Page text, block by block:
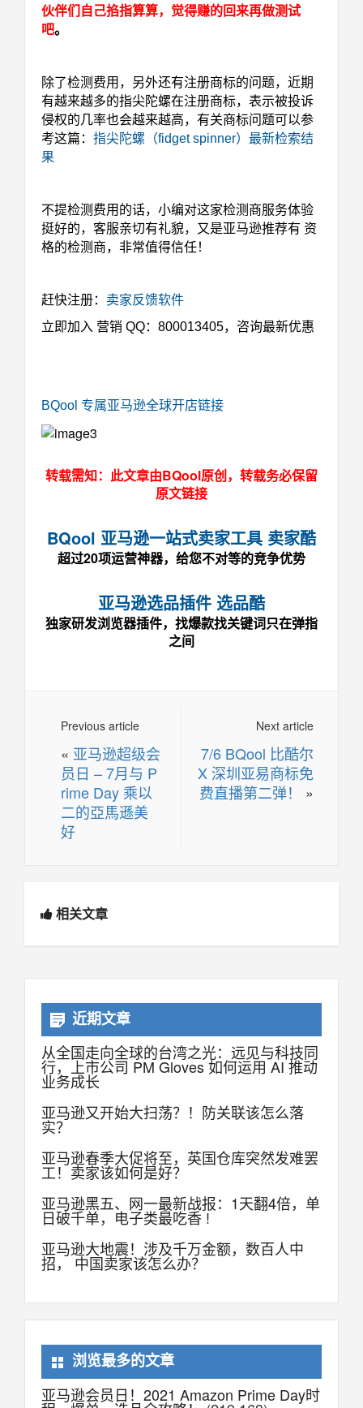
伙伴们自己掐指算算，觉得赚的回来再做测试
吧。
除了检测费用，另外还有注册商标的问题，近期
有越来越多的指尖陀螺在注册商标，表示被投诉
侵权的几率也会越来越高，有关商标问题可以参
考这篇： 指尖陀螺（fidget spinner）最新检索结
果
不提检测费用的话，小编对这家检测商服务体验
挺好的，客服亲切有礼貌，又是亚马逊推荐有 资
格的检测商，非常值得信任！
赶快注册： 卖家反馈软件
立即加入 营销 QQ：800013405，咨询最新优惠
BQool 专属亚马逊全球开店链接
转载需知：此文章由BQool原创，转载务必保留
原文链接
BQool 亚马逊一站式卖家工具 卖家酷
超过20项运营神器，给您不对等的竞争优势
亚马逊选品插件 选品酷
独家研发浏览器插件，找爆款找关键词只在弹指
之间
Next article
7/6 BQool 比酷尔
X 深圳亚易商标免
费直播第二弹！
»
Previous article
« 亚马逊超级会
员日 – 7月与 P
rime Day 乘以
二的亞馬遜美
好
相关文章
近期文章
从全国走向全球的台湾之光：远见与科技同
行，上市公司 PM Gloves 如何运用 AI 推动
业务成长
亚马逊又开始大扫荡？！防关联该怎么落
实？
亚马逊春季大促将至，英国仓库突然发难罢
工！卖家该如何是好？
亚马逊黑五、网一最新战报：1天翻4倍，单
日破千单，电子类最吃香 !
亚马逊大地震！涉及千万金额，数百人中
招， 中国卖家该怎么办？
浏览最多的文章
亚马逊会员日！2021 Amazon Prime Day时